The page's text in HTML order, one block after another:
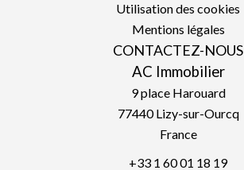
Utilisation des cookies
Mentions légales
CONTACTEZ-NOUS
AC Immobilier
9 place Harouard
77440Lizy-sur-Ourcq
France
+33 1 60 01 18 19